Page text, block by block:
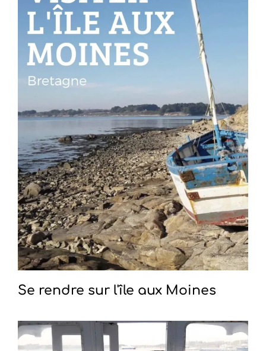
Se rendre sur l'île aux Moines